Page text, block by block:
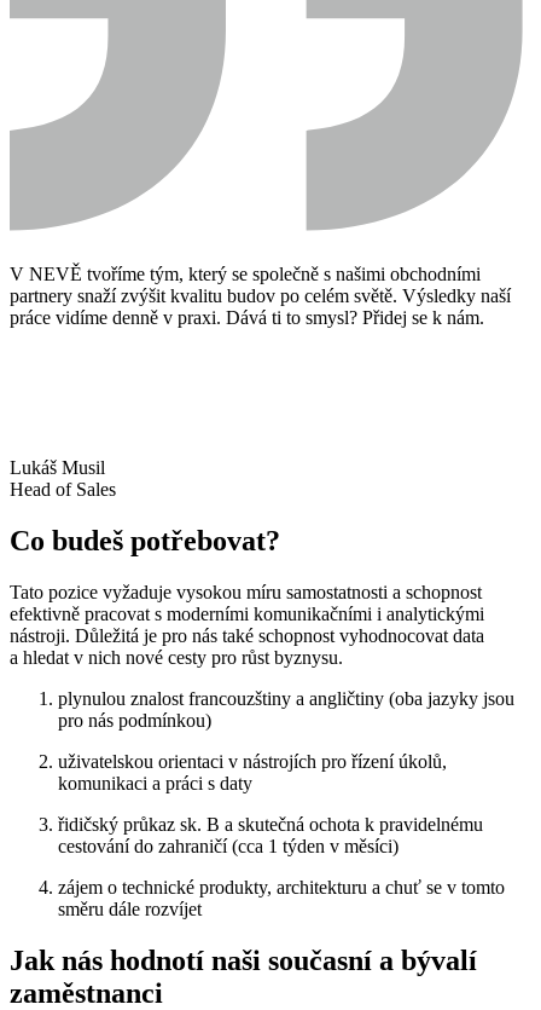
V NEVĚ tvoříme tým, který se společně s našimi obchodními
partnery snaží zvýšit kvalitu budov po celém světě. Výsledky naší
práce vidíme denně v praxi. Dává ti to smysl? Přidej se k nám.
Lukáš Musil
Head of Sales
Co budeš potřebovat?
Tato pozice vyžaduje vysokou míru samostatnosti a schopnost
efektivně pracovat s moderními komunikačními i analytickými
nástroji. Důležitá je pro nás také schopnost vyhodnocovat data
a hledat v nich nové cesty pro růst byznysu.
plynulou znalost francouzštiny a angličtiny (oba jazyky jsou
pro nás podmínkou)
uživatelskou orientaci v nástrojích pro řízení úkolů,
komunikaci a práci s daty
řidičský průkaz sk. B a skutečná ochota k pravidelnému
cestování do zahraničí(cca 1 týden v měsíci)
zájem o technické produkty, architekturu a chuť se v tomto
směru dále rozvíjet
Jak nás hodnotí naši současní a bývalí
zaměstnanci